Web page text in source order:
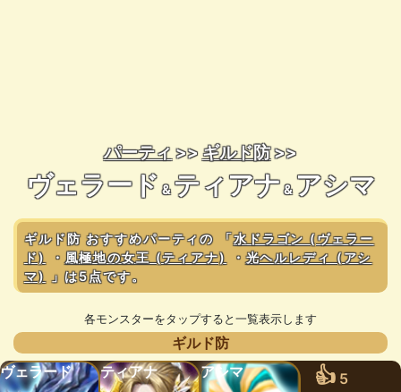
パーティ >>ギルド防>>
ヴェラード &ティアナ&アシマ
ギルド防 おすすめパーティの 「水ドラゴン (ヴェラー
ド)
・風極地の女王 (ティアナ) ・光ヘルレディ (アシ
マ)
」は5点です。
各モンスターをタップすると一覧表示します
ギルド防
ヴェラード
ティアナ アシマ 👍 5